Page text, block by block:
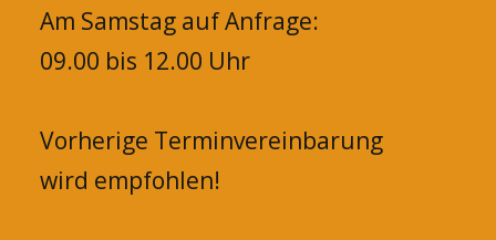
Am Samstag auf Anfrage:
09.00 bis 12.00 Uhr
Vorherige Terminvereinbarung
wird empfohlen!